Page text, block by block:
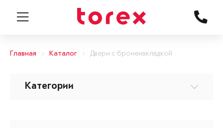
Главная Каталог Двери с броненакладкой
Категории